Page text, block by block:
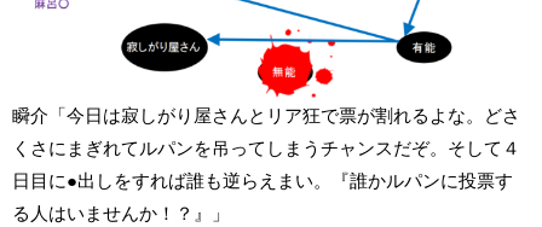
瞬介「今日は寂しがり屋さんとリア狂で票が割れるよな。どさ
くさにまぎれてルパンを吊ってしまうチャンスだぞ。そして４
日目に●出しをすれば誰も逆らえまい。『誰かルパンに投票す
る人はいませんか！？』」